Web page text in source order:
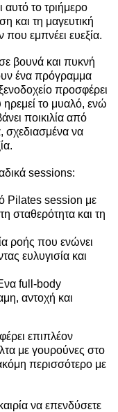
το τριήμερο
και τη μαγευτική
που εμπνέει ευεξία.
βουνά και πυκνή
ένα πρόγραμμα
προσφέρει
το μυαλό, ενώ
ποικιλία από
σχεδιασμένα να
sessions:
Pilates session με
σταθερότητα και τη
ροής που ενώνει
ευλυγισία και
full-body
αντοχή και
επιπλέον
με γουρούνες στο
περισσότερο με
να επενδύσετε